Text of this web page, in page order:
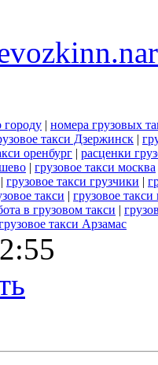
городу | номера грузовых
такси Дзержинск |
оренбург | расценки
| грузовое такси москва
| грузовое такси грузчики |
такси | грузовое
в грузовом такси |
такси Арзамас